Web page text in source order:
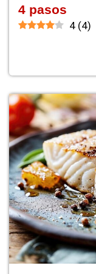
4 pasos
4 (4)